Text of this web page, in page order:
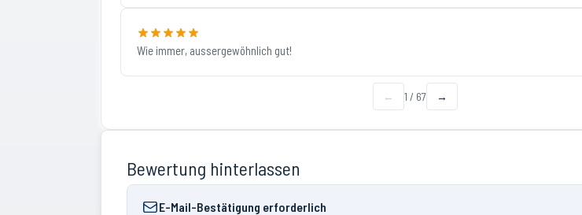
Wie immer, aussergewöhnlich gut!
← 1 / 67 →
Bewertung hinterlassen
E-Mail-Bestätigung erforderlich